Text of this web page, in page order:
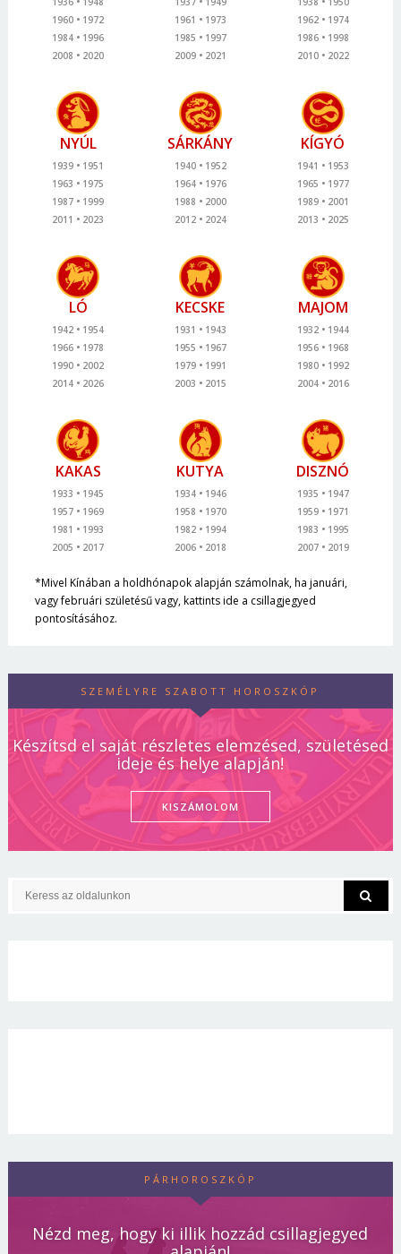
1960
1972
1984
1996
2008
2020
1961
1973
1985
1997
2009
2021
1962
1974
1986
1998
2010
2022
NYÚL
1939
1951
1963
1975
1987
1999
2011
2023
SÁRKÁNY
1940
1952
1964
1976
1988
2000
2012
2024
KÍGYÓ
1941
1953
1965
1977
1989
2001
2013
2025
LÓ
1942
1954
1966
1978
1990
2002
2014
2026
KECSKE
1931
1943
1955
1967
1979
1991
2003
2015
MAJOM
1932
1944
1956
1968
1980
1992
2004
2016
KAKAS
1933
1945
1957
1969
1981
1993
2005
2017
KUTYA
1934
1946
1958
1970
1982
1994
2006
2018
DISZNÓ
1935
1947
1959
1971
1983
1995
2007
2019
*Mivel Kínában a holdhónapok alapján számolnak, ha januári,
vagy februári születésű vagy, kattints ide a csillagjegyed
pontosításához.
SZEMÉLYRE SZABOTT HOROSZKÓP
Készítsd el saját részletes elemzésed, születésed
ideje és helye alapján!
KISZÁMOLOM
PÁRHOROSZKÓP
Nézd meg, hogy ki illik hozzád csillagjegyed